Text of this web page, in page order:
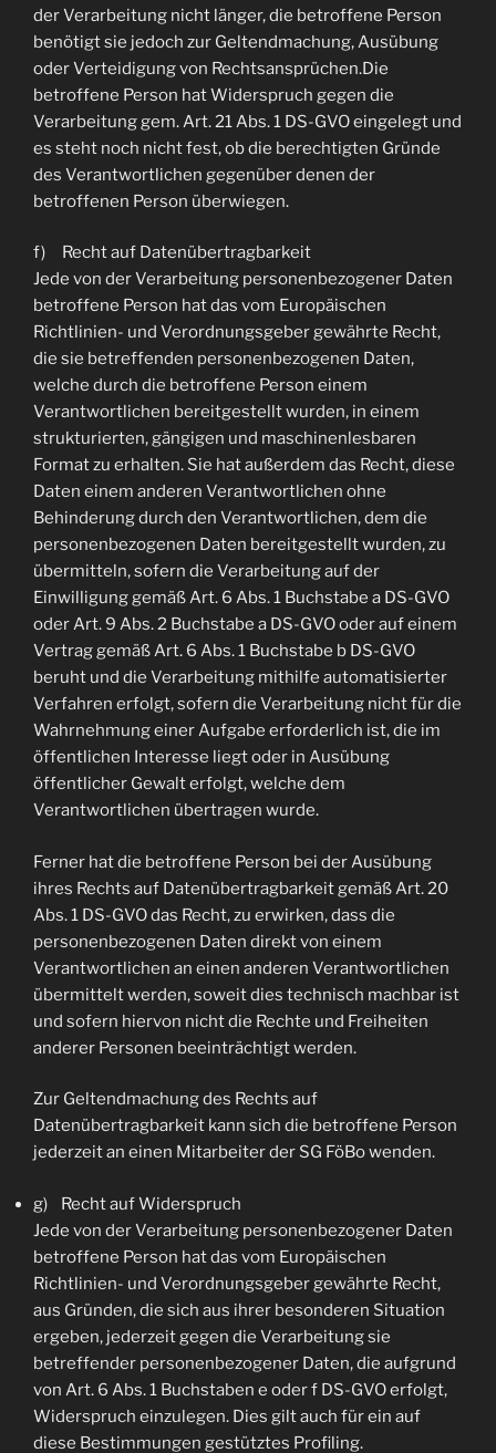
der Verarbeitung nicht länger, die betroffene Person
benötigt sie jedoch zur Geltendmachung, Ausübung
oder Verteidigung von Rechtsansprüchen.Die
betroffene Person hat Widerspruch gegen die
Verarbeitung gem. Art. 21 Abs. 1 DS-GVO eingelegt und
es steht noch nicht fest, ob die berechtigten Gründe
des Verantwortlichen gegenüber denen der
betroffenen Person überwiegen.
f) Recht auf Datenübertragbarkeit
Jede von der Verarbeitung personenbezogener Daten
betroffene Person hat das vom Europäischen
Richtlinien- und Verordnungsgeber gewährte Recht,
die sie betreffenden personenbezogenen Daten,
welche durch die betroffene Person einem
Verantwortlichen bereitgestellt wurden, in einem
strukturierten, gängigen und maschinenlesbaren
Format zu erhalten. Sie hat außerdem das Recht, diese
Daten einem anderen Verantwortlichen ohne
Behinderung durch den Verantwortlichen, dem die
personenbezogenen Daten bereitgestellt wurden, zu
übermitteln, sofern die Verarbeitung auf der
Einwilligung gemäß Art. 6 Abs. 1 Buchstabe a DS-GVO
oder Art. 9 Abs. 2 Buchstabe a DS-GVO oder auf einem
Vertrag gemäß Art. 6 Abs. 1 Buchstabe b DS-GVO
beruht und die Verarbeitung mithilfe automatisierter
Verfahren erfolgt, sofern die Verarbeitung nicht für die
Wahrnehmung einer Aufgabe erforderlich ist, die im
öffentlichen Interesse liegt oder in Ausübung
öffentlicher Gewalt erfolgt, welche dem
Verantwortlichen übertragen wurde.
Ferner hat die betroffene Person bei der Ausübung
ihres Rechts auf Datenübertragbarkeit gemäß Art. 20
Abs. 1 DS-GVO das Recht, zu erwirken, dass die
personenbezogenen Daten direkt von einem
Verantwortlichen an einen anderen Verantwortlichen
übermittelt werden, soweit dies technisch machbar ist
und sofern hiervon nicht die Rechte und Freiheiten
anderer Personen beeinträchtigt werden.
Zur Geltendmachung des Rechts auf
Datenübertragbarkeit kann sich die betroffene Person
jederzeit an einen Mitarbeiter der SG FöBo wenden.
g) Recht auf Widerspruch
Jede von der Verarbeitung personenbezogener Daten
betroffene Person hat das vom Europäischen
Richtlinien- und Verordnungsgeber gewährte Recht,
aus Gründen, die sich aus ihrer besonderen Situation
ergeben, jederzeit gegen die Verarbeitung sie
betreffender personenbezogener Daten, die aufgrund
von Art. 6 Abs. 1 Buchstaben e oder f DS-GVO erfolgt,
Widerspruch einzulegen. Dies gilt auch für ein auf
diese Bestimmungen gestütztes Profiling.